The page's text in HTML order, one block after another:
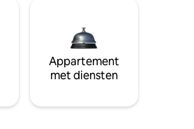
Appartement
met diensten